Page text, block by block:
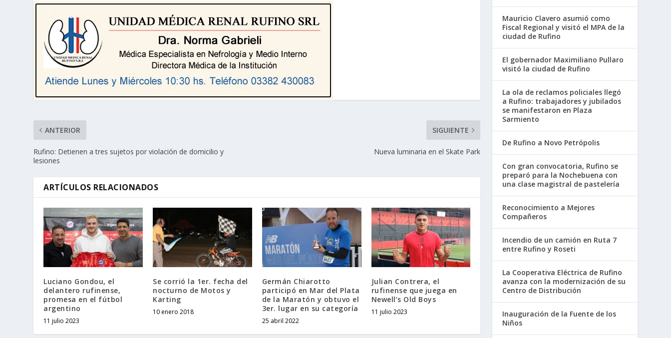
ANTERIOR
Rufino: Detienen a tres sujetos por violación de domicilio y
lesiones
SIGUIENTE
Nueva luminaria en el Skate Park
ARTÍCULOS RELACIONADOS
Luciano Gondou, el
delantero rufinense,
promesa en el fútbol
argentino
11 julio 2023
Se corrió la 1er. fecha del
nocturno de Motos y
Karting
10 enero 2018
Germán Chiarotto
participó en Mar del Plata
de la Maratón y obtuvo el
3er. lugar en su categoría
25 abril 2022
Julian Contrera, el
rufinense que juega en
Newell’s Old Boys
11 julio 2023
Mauricio Clavero asumió como
Fiscal Regional y visitó el MPA de la
ciudad de Rufino
El gobernador Maximiliano Pullaro
visitó la ciudad de Rufino
La ola de reclamos policiales llegó
a Rufino: trabajadores y jubilados
se manifestaron en Plaza
Sarmiento
De Rufino a Novo Petrópolis
Con gran convocatoria, Rufino se
preparó para la Nochebuena con
una clase magistral de pastelería
Reconocimiento a Mejores
Compañeros
Incendio de un camión en Ruta 7
entre Rufino y Roseti
La Cooperativa Eléctrica de Rufino
avanza con la modernización de su
Centro de Distribución
Inauguración de la Fuente de los
Niños